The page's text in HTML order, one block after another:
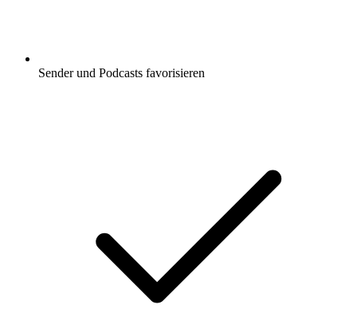
Sender und Podcasts favorisieren